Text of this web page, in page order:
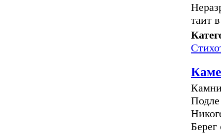
таит
Подле
Берег